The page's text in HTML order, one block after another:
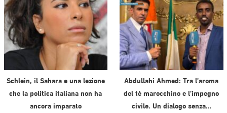
Schlein, il Sahara e una lezione
che la politica italiana non ha
ancora imparato
Abdullahi Ahmed: Tra l’aroma
del tè marocchino e l’impegno
civile. Un dialogo senza…